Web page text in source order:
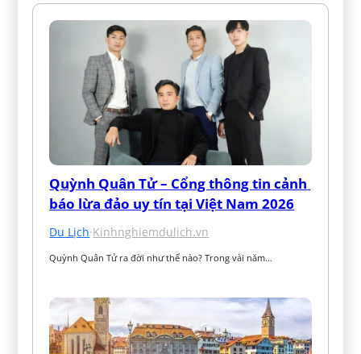
Quỳnh Quân Tử – Cổng thông tin cảnh
báo lừa đảo uy tín tại Việt Nam 2026
Du Lịch·Kinhnghiemdulich.vn
Quỳnh Quân Tử ra đời như thế nào? Trong vài năm…